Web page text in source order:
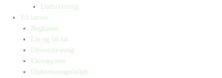
Undervisning
Til lærere
Bogkasser
Lix og let-tal
Universlæsning
Elevopgaver
Undervisningsforløb